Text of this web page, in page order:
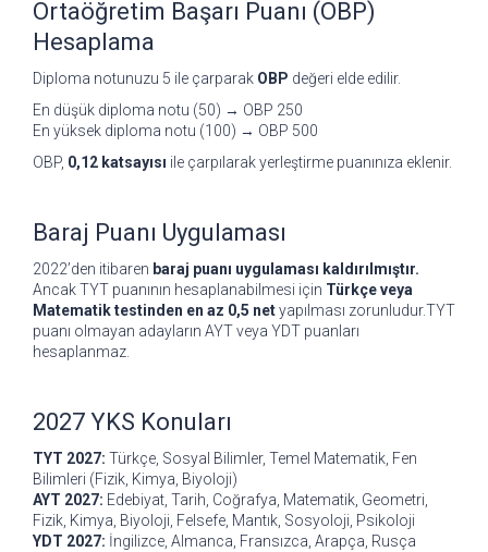
Ortaöğretim Başarı Puanı (OBP)
Hesaplama
Diploma notunuzu 5 ile çarparak OBP değeri elde edilir.
En düşük diploma notu (50) → OBP 250
En yüksek diploma notu (100) → OBP 500
OBP, 0,12 katsayısı ile çarpılarak yerleştirme puanınıza eklenir.
Baraj Puanı Uygulaması
2022’den itibaren baraj puanı uygulaması kaldırılmıştır.
Ancak TYT puanının hesaplanabilmesi için Türkçe veya
Matematik testinden en az 0,5 netyapılması zorunludur.TYT
puanı olmayan adayların AYT veya YDT puanları
hesaplanmaz.
2027 YKS Konuları
TYT 2027: Türkçe, Sosyal Bilimler, Temel Matematik, Fen
Bilimleri (Fizik, Kimya, Biyoloji)
AYT 2027: Edebiyat, Tarih, Coğrafya, Matematik, Geometri,
Fizik, Kimya, Biyoloji, Felsefe, Mantık, Sosyoloji, Psikoloji
YDT 2027: İngilizce, Almanca, Fransızca, Arapça, Rusça